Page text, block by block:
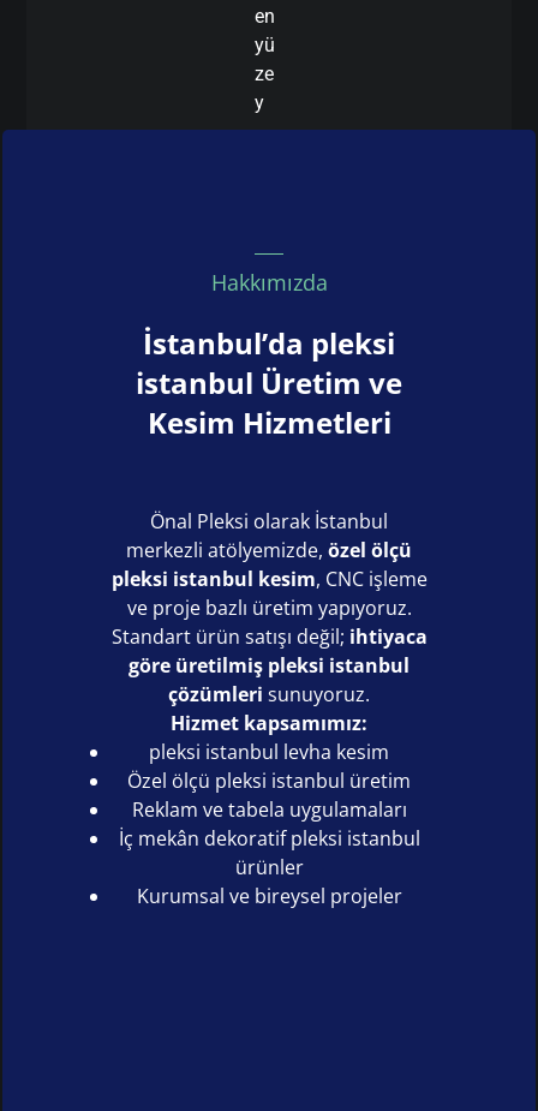
en
yü
ze
y
Hakkımızda
İstanbul’da pleksi
istanbul Üretim ve
Kesim Hizmetleri
Önal Pleksi olarak İstanbul
merkezli atölyemizde, özel ölçü
pleksi istanbul kesim, CNC işleme
ve proje bazlı üretim yapıyoruz.
Standart ürün satışı değil; ihtiyaca
göre üretilmiş pleksi istanbul
çözümleri sunuyoruz.
Hizmet kapsamımız:
pleksi istanbul levha kesim
Özel ölçü pleksi istanbul üretim
Reklam ve tabela uygulamaları
İç mekân dekoratif pleksi istanbul
ürünler
Kurumsal ve bireysel projeler